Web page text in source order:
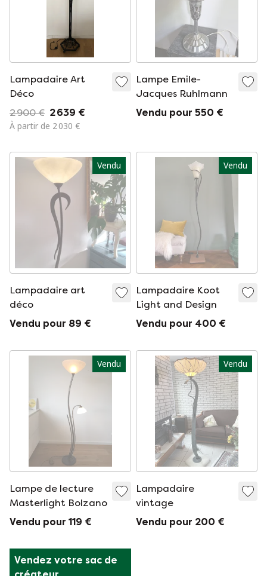
Lampadaire Art
Déco
2 900 € 2 639 €
À partir de 2 030 €
Lampe Emile-
Jacques Ruhlmann
Vendu pour 550 €
Vendu
Lampadaire art
déco
Vendu pour 89 €
Vendu
Lampadaire Koot
Light and Design
Vendu pour 400 €
Vendu
Lampe de lecture
Masterlight Bolzano
Vendu pour 119 €
Vendu
Lampadaire
vintage
Vendu pour 200 €
Vendez votre sac de